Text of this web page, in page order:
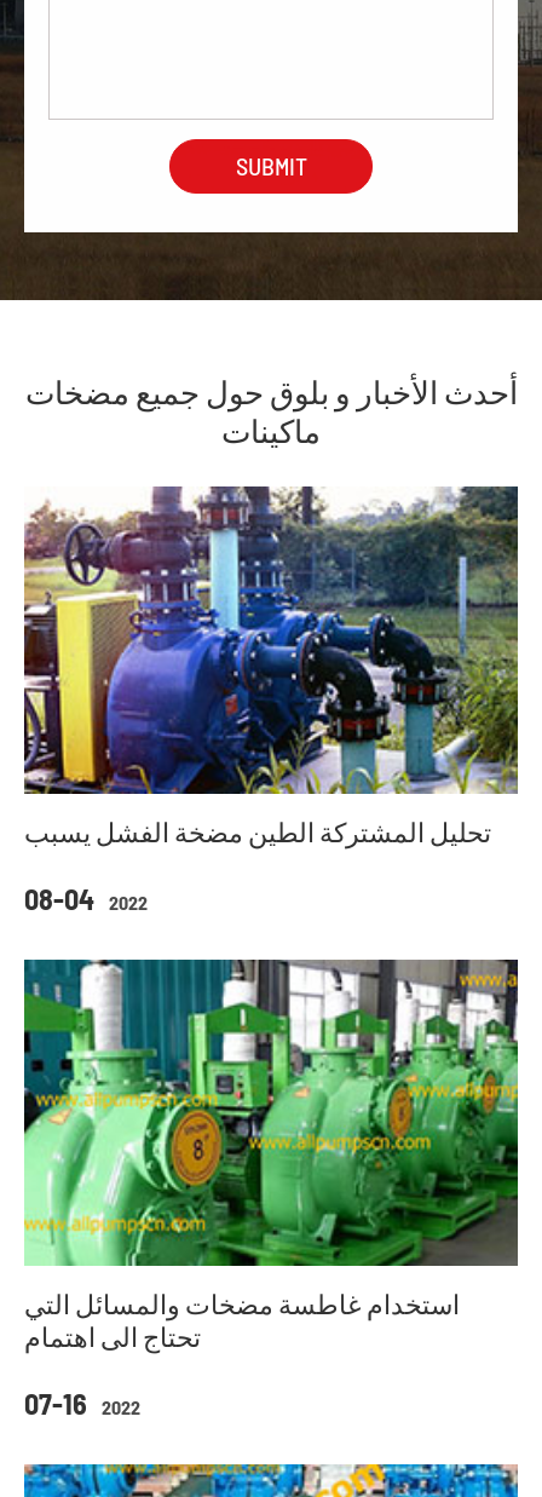
أحدث الأخبار و بلوق حول جميع مضخات
ماكينات
08-04 2022
تحليل المشتركة الطين مضخة الفشل يسبب
07-16 2022
استخدام غاطسة مضخات والمسائل التي
تحتاج الى اهتمام